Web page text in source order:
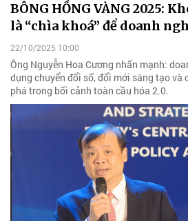
BÔNG HỒNG VÀNG 2025:
là “chìa khoá” để doanh
22/10/2025 10:00
Ông Nguyễn Hoa Cương nhấn mạnh:
dụng chuyển đổi số, đổi mới sáng tạo và
phá trong bối cảnh toàn cầu hóa 2.0.